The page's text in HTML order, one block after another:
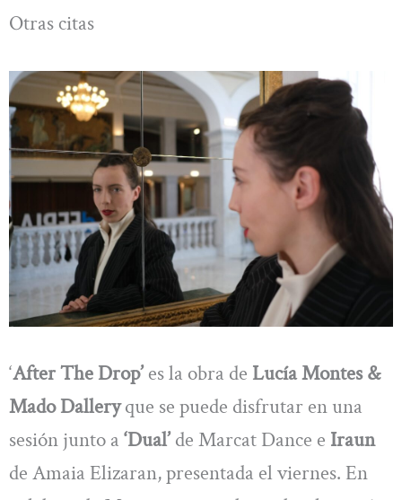
Otras citas
‘After The Drop’es la obra de Lucía Montes &
Mado Dalleryque se puede disfrutar en una
sesión junto a ‘Dual’de Marcat Dance e Iraun
de Amaia Elizaran, presentada el viernes. En